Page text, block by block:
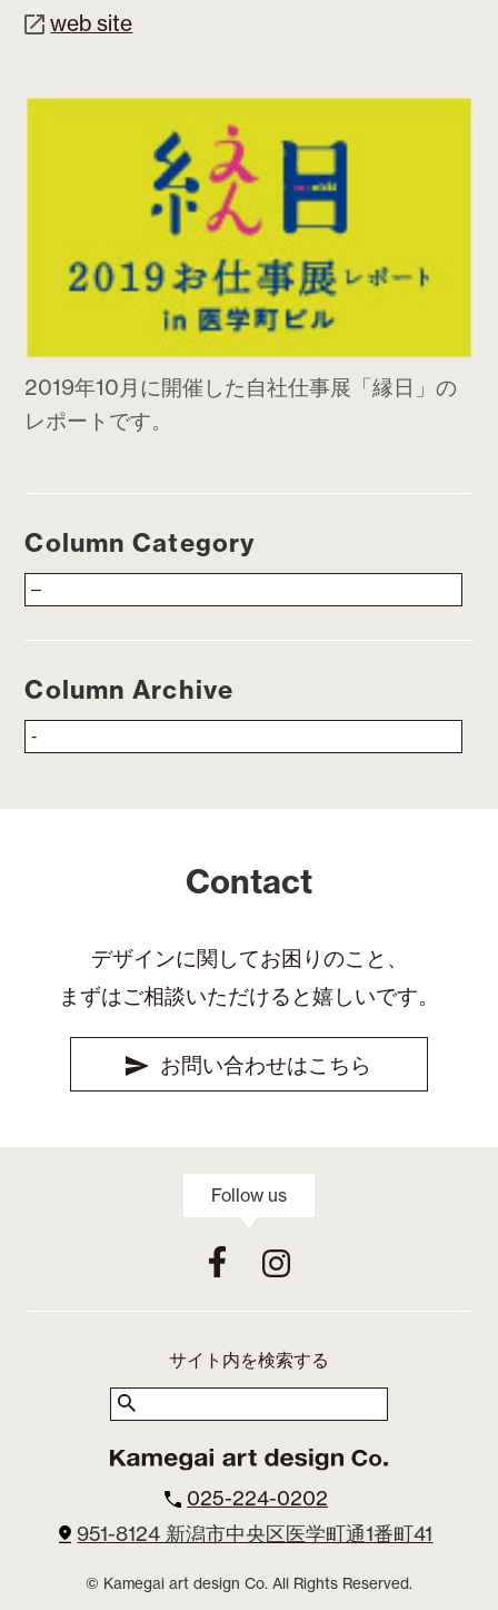
web site
2019年10月に開催した自社仕事展「縁日」の
レポートです。
Column Category
Column Archive
Contact
デザインに関してお困りのこと、
まずはご相談いただけると嬉しいです。
お問い合わせはこちら
Follow us
サイト内を検索する
025-224-0202
951-8124 新潟市中央区医学町通1番町41
© Kamegai art design Co. All Rights Reserved.